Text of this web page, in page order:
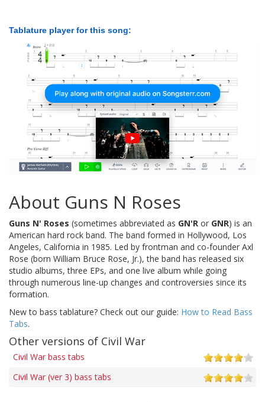
Tablature player for this song:
About Guns N Roses
Guns N' Roses (sometimes abbreviated as GN'R or GNR) is an
American hard rock band. The band formed in Hollywood, Los
Angeles, California in 1985. Led by frontman and co-founder Axl
Rose (born William Bruce Rose, Jr.), the band has released six
studio albums, three EPs, and one live album while going
through numerous line-up changes and controversies since its
formation.
New to bass tablature? Check out our guide: How to Read Bass
Tabs.
Other versions of Civil War
Civil War bass tabs
Civil War (ver 3) bass tabs